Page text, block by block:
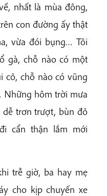
nhất là mùa đông,
con đường ấy thật
vừa đói bụng… Tôi
gà, chỗ nào có một
cỏ, chỗ nào có vũng
hôm trời mưa
dễ trơn trượt, bùn đỏ
cẩn thận lắm mới
trễ giờ, ba hay mẹ
cho kịp chuyến xe